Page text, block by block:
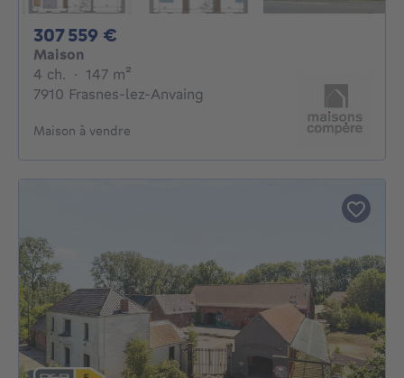
307 559 €
Maison
4 ch. 4 chambres
· 147 m²
7910 Frasnes-lez-Anvaing
Maison à vendre